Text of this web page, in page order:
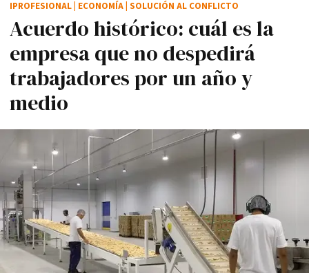
Acuerdo histórico: cuál es la
empresa que no despedirá
trabajadores por un año y
medio
IPROFESIONAL ECONOMÍA SOLUCIÓN AL CONFLICTO